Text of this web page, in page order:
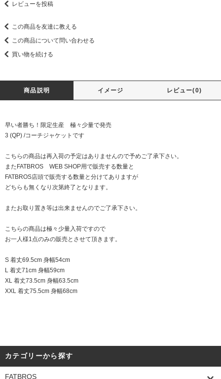
レビューを投稿
この商品を友達に教える
この商品について問い合わせる
買い物を続ける
商品説明 イメージ レビュー(0)
早い者勝ち！限定生産 極々少量で発売
3 (QP) /コーチジャケットです
こちらの商品は再入荷の予定はありませんので予めご了承下さい。
またFATBROS WEB SHOP用で販売する数量と
FATBROS店頭で販売する数量と分けてありますが
どちらも無くなり次第終了となります。
またお取り置き等は出来ませんのでご了承下さい。
こちらの商品は極々少量入荷ですので
お一人様1点のみの販売とさせて頂きます。
S 着丈69.5cm 身幅54cm
L 着丈71cm 身幅59cm
XL 着丈73.5cm 身幅63.5cm
XXL 着丈75.5cm 身幅68cm
カテゴリーから探す
FATBROS